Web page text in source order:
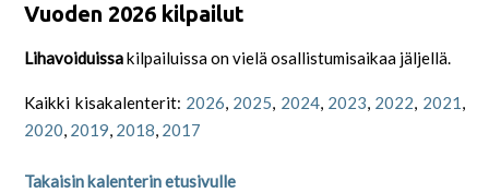
Vuoden 2026 kilpailut
Lihavoiduissakilpailuissa on vielä osallistumisaikaa jäljellä.
Kaikki kisakalenterit: 2026 2025 2024, 2023 2022 2021
2020 2019 2018 2017
Takaisin kalenterin etusivulle